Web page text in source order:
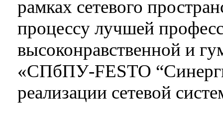
рамках сетевого
процессу лучшей
высоконравственной и
«СПбПУ-FESTO
реализации сетевой